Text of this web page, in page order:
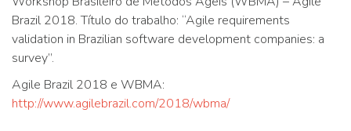
Brazil 2018. Título do trabalho: “Agile requirements
validation in Brazilian software development companies: a
survey”.
Agile Brazil 2018 e WBMA:
http://www.agilebrazil.com/2018/wbma/